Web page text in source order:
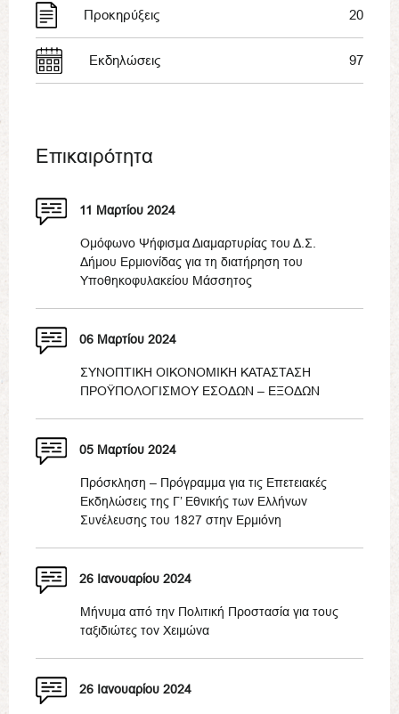
Προκηρύξεις 20
Εκδηλώσεις 97
Επικαιρότητα
11 Μαρτίου 2024
Ομόφωνο Ψήφισμα Διαμαρτυρίας του Δ.Σ.
Δήμου Ερμιονίδας για τη διατήρηση του
Υποθηκοφυλακείου Μάσσητος
06 Μαρτίου 2024
ΣΥΝΟΠΤΙΚΗ ΟΙΚΟΝΟΜΙΚΗ ΚΑΤΑΣΤΑΣΗ
ΠΡΟΫΠΟΛΟΓΙΣΜΟΥ ΕΣΟΔΩΝ – ΕΞΟΔΩΝ
05 Μαρτίου 2024
Πρόσκληση – Πρόγραμμα για τις Επετειακές
Εκδηλώσεις της Γ’ Εθνικής των Ελλήνων
Συνέλευσης του 1827 στην Ερμιόνη
26 Ιανουαρίου 2024
Μήνυμα από την Πολιτική Προστασία για τους
ταξιδιώτες τον Χειμώνα
26 Ιανουαρίου 2024